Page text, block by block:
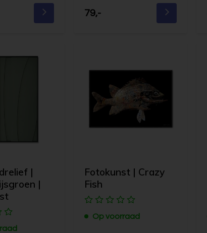
79,-
|
|
Fotokunst | Crazy
Fish
Op voorraad